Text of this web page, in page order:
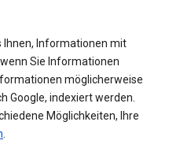
Ihnen, Informationen mit
Sie Informationen
möglicherweise
Google, indexiert werden.
Möglichkeiten, Ihre
.